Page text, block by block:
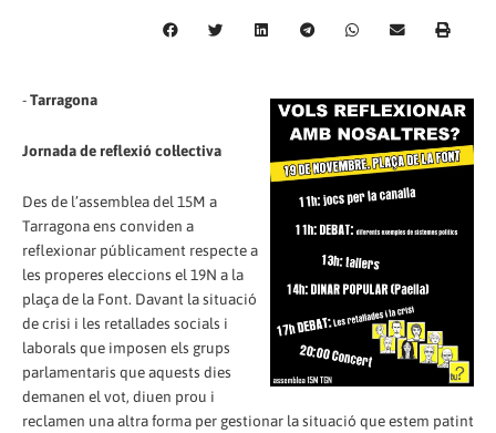
-Tarragona
Jornada de reflexió col·lectiva
Des de l’assemblea del 15M a
Tarragona ens conviden a
reflexionar públicament respecte a
les properes eleccions el 19N a la
plaça de la Font. Davant la situació
de crisi i les retallades socials i
laborals que imposen els grups
parlamentaris que aquests dies
demanen el vot, diuen prou i
reclamen una altra forma per gestionar la situació que estem patint